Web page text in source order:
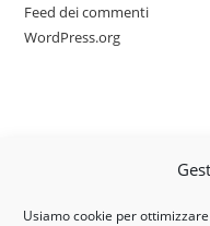
Usiamo cookie per
Feed dei commenti
WordPress.org